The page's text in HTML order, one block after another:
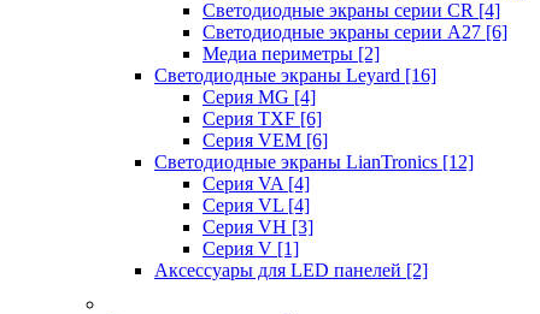
Светодиодные экраны серии CR [4]
Светодиодные экраны серии А27 [6]
Медиа периметры [2]
Светодиодные экраны Leyard [16]
Серия MG [4]
Серия TXF [6]
Серия VEM [6]
Светодиодные экраны LianTronics [12]
Серия VA [4]
Серия VL [4]
Серия VH [3]
Серия V [1]
Аксессуары для LED панелей [2]